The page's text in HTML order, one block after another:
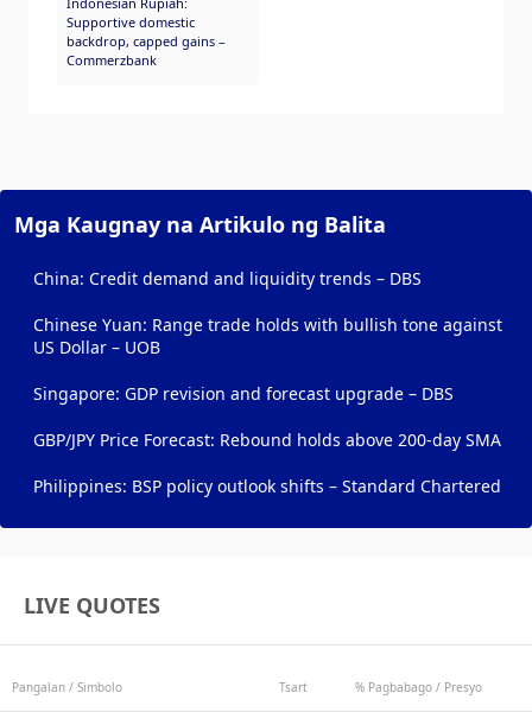
Supportive domestic
backdrop, capped gains –
Commerzbank
Mga Kaugnay na Artikulo ng Balita
China: Credit demand and liquidity trends – DBS
Chinese Yuan: Range trade holds with bullish tone against
US Dollar – UOB
Singapore: GDP revision and forecast upgrade – DBS
GBP/JPY Price Forecast: Rebound holds above 200-day SMA
Philippines: BSP policy outlook shifts – Standard Chartered
LIVE QUOTES
Pangalan / Simbolo Tsart % Pagbabago / Presyo